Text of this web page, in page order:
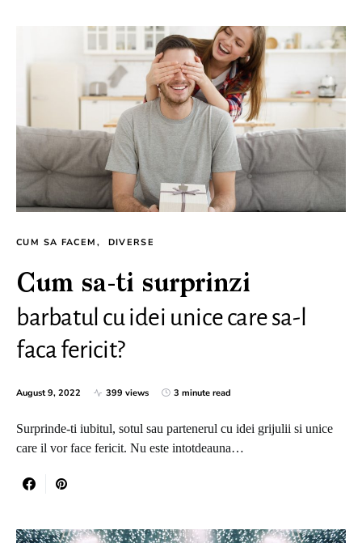
CUM SA FACEM DIVERSE
Cum sa-ti surprinzi
barbatul cu idei unice care sa-l
faca fericit?
August 9, 2022 399 views 3 minute read
Surprinde-ti iubitul, sotul sau partenerul cu idei grijulii si unice
care il vor face fericit. Nu este intotdeauna…